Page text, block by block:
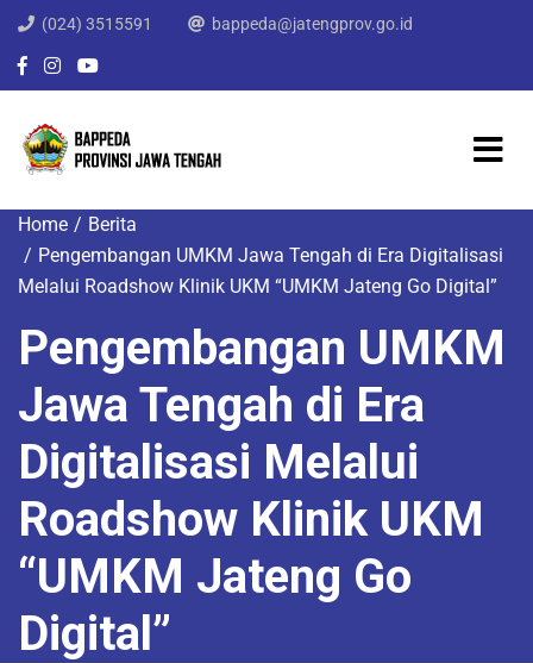
(024) 3515591 bappeda@jatengprov.go.id
Home
Berita
Pengembangan UMKM Jawa Tengah di Era Digitalisasi
Melalui Roadshow Klinik UKM “UMKM Jateng Go Digital”
Pengembangan UMKM
Jawa Tengah di Era
Digitalisasi Melalui
Roadshow Klinik UKM
“UMKM Jateng Go
Digital”